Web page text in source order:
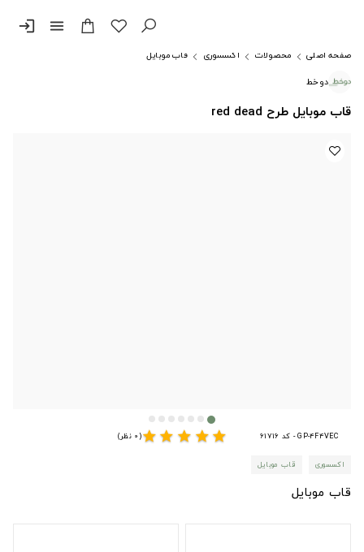
menu
login
صفحه اصلی محصولات اکسسوری
قاب موبایل
دوخط
قاب موبایل طرح red dead
GP-4F4VEC - کد 61716 star
star
star
star
star(0 نظر)
اکسسوری قاب موبایل
قاب موبایل